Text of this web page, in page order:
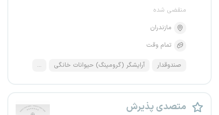
منقضی شده
مازندران
تمام وقت
صندوقدار آرایشگر (گرومینگ) حیوانات خانگی ...
متصدی پذیرش